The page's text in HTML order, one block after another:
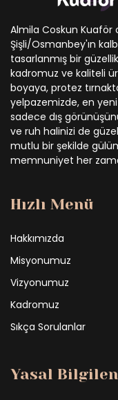
Almila Coskun Kuaför
Şişli/Osmanbey'ın
tasarlanmış bir
kadromuz ve kaliteli
boyaya, protez
yelpazemizde, en yeni
sadece dış
ve ruh halinizi de
mutlu bir şekilde
memnuniyet her
Hızlı Menü
Hakkımızda
Misyonumuz
Vizyonumuz
Kadromuz
Sıkça Sorulanlar
Yasal